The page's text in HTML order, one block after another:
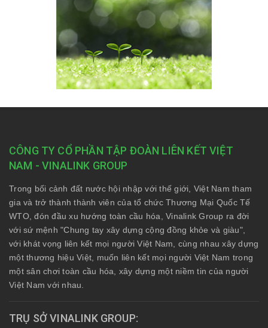
CÔNG TY CỔ PHẦN TẬP ĐOÀN LIÊN KẾT VIỆT
NAM - VINALINK GROUP
Trong bối cảnh đất nước hội nhập với thế giới, Việt Nam tham
gia và trở thành thành viên của tổ chức Thương Mại Quốc Tế
WTO, đón đầu xu hướng toàn cầu hóa, Vinalink Group ra đời
với sứ mệnh "Chung tay xây dựng cộng đồng khỏe và giàu",
với khát vọng liên kết mọi người Việt Nam, cùng nhau xây dựng
một thương hiệu Việt, muốn liên kết mọi người Việt Nam trong
một sân chơi toàn cầu hóa, xây dựng một niềm tin của người
Việt Nam với nhau.
TRỤ SỞ VINALINK GROUP